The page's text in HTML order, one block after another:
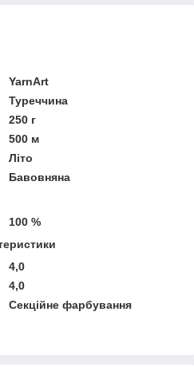
YarnArt
Туреччина
250 г
500 м
Літо
Бавовняна
100 %
4,0
4,0
Секційне фарбування